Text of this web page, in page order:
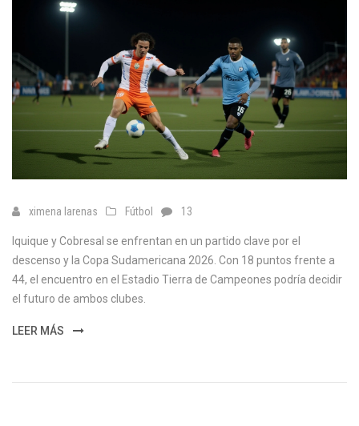
ximena larenas Fútbol 13
Iquique y Cobresal se enfrentan en un partido clave por el
descenso y la Copa Sudamericana 2026. Con 18 puntos frente a
44, el encuentro en el Estadio Tierra de Campeones podría decidir
el futuro de ambos clubes.
LEER MÁS